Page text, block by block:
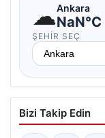
☁Ankara
NaN°C
ŞEHIR SEÇ
Bizi Takip Edin